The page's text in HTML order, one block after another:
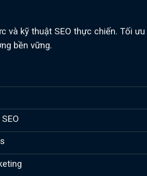
và kỹ thuật SEO thực chiến. Tối ưu
bền vững.